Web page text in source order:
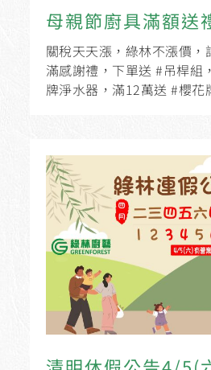
母親節廚具滿額送
關稅天天漲，綠林不漲價，
滿感謝禮，下單送 #吊桿組
牌淨水器，滿12萬送 #櫻花